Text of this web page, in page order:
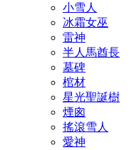
小雪人
冰霜女巫
雷神
半人馬酋長
墓碑
棺材
星光聖誕樹
煙囪
搖滾雪人
愛神